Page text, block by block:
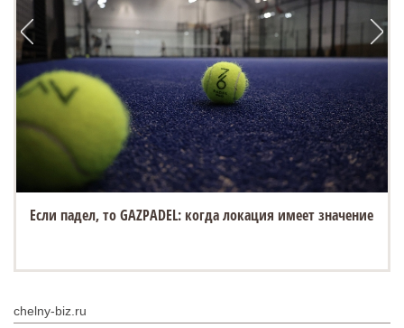
Если падел, то GAZPADEL: когда локация имеет значение
chelny-biz.ru